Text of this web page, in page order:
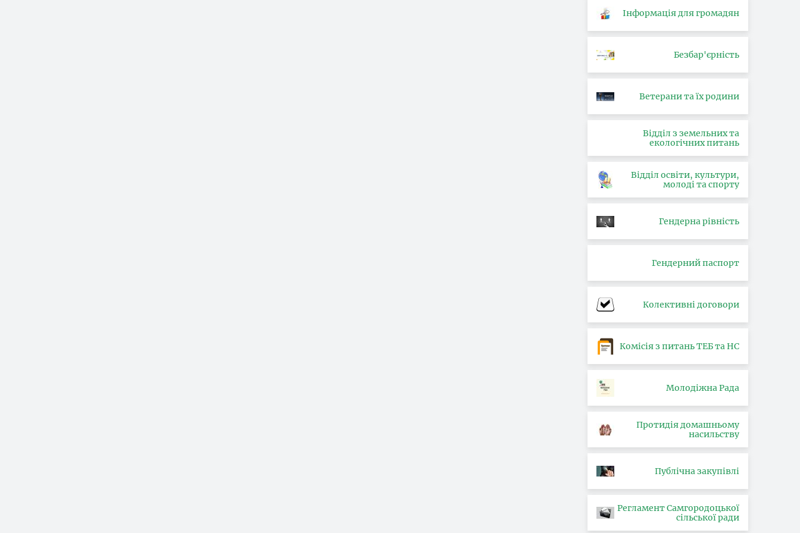
Інформація для громадян
Безбар'єрність
Ветерани та їх родини
Відділ з земельних та
екологічних питань
Відділ освіти, культури,
молоді та спорту
Гендерна рівність
Гендерний паспорт
Колективні договори
Комісія з питань ТЕБ та НС
Молодіжна Рада
Протидія домашньому
насильству
Публічна закупівлі
Регламент Самгородоцької
сільської ради